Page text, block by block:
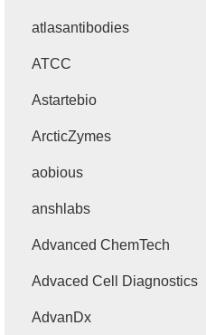
atlasantibodies
ATCC
Astartebio
ArcticZymes
aobious
anshlabs
Advanced ChemTech
Advaced Cell Diagnostics
AdvanDx